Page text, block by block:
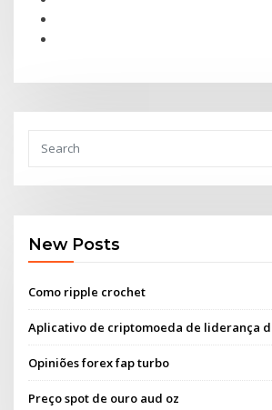
New Posts
Como ripple crochet
Aplicativo de criptomoeda de liderança
Opiniões forex fap turbo
Preço spot de ouro aud oz